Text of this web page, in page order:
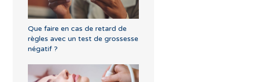
Que faire en cas de retard de
règles avec un test de grossesse
négatif ?